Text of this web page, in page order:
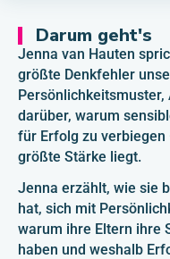
Darum geht's
Jenna van Hauten
größte Denkfehler
darüber, warum
für Erfolg zu
größte Stärke liegt.
Jenna erzählt, wie sie
hat, sich mit
warum ihre Eltern ihre
haben und weshalb